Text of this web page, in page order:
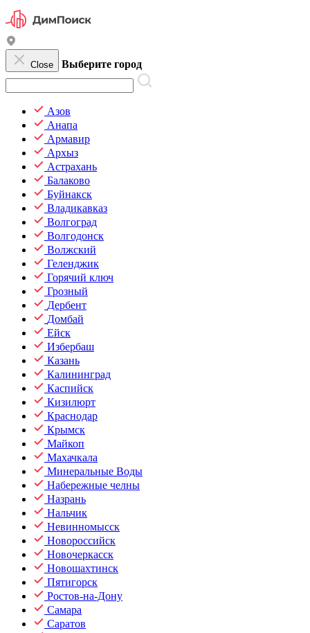
Close Выберите город
Азов
Анапа
Армавир
Архыз
Астрахань
Балаково
Буйнакск
Владикавказ
Волгоград
Волгодонск
Волжский
Геленджик
Горячий ключ
Грозный
Дербент
Домбай
Ейск
Избербаш
Казань
Калининград
Каспийск
Кизилюрт
Краснодар
Крымск
Майкоп
Махачкала
Минеральные Воды
Набережные челны
Назрань
Нальчик
Невинномысск
Новороссийск
Новочеркасск
Новошахтинск
Пятигорск
Ростов-на-Дону
Самара
Саратов